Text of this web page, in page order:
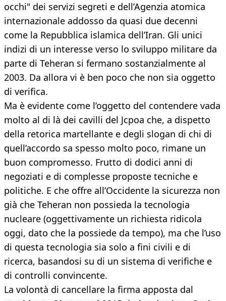
occhi" dei servizi segreti e dell’Agenzia atomica
internazionale addosso da quasi due decenni
come la Repubblica islamica dell’Iran. Gli unici
indizi di un interesse verso lo sviluppo militare da
parte di Teheran si fermano sostanzialmente al
2003. Da allora vi è ben poco che non sia oggetto
di verifica.
Ma è evidente come l’oggetto del contendere vada
molto al di là dei cavilli del Jcpoa che, a dispetto
della retorica martellante e degli slogan di chi di
quell’accordo sa spesso molto poco, rimane un
buon compromesso. Frutto di dodici anni di
negoziati e di complesse proposte tecniche e
politiche. E che offre all’Occidente la sicurezza non
già che Teheran non possieda la tecnologia
nucleare (oggettivamente un richiesta ridicola
oggi, dato che la possiede da tempo), ma che l’uso
di questa tecnologia sia solo a fini civili e di
ricerca, basandosi su di un sistema di verifiche e
di controlli convincente.
La volontà di cancellare la firma apposta dal